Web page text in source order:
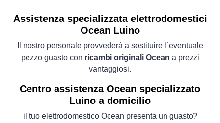
Assistenza specializzata elettrodomestici
Ocean Luino
Il nostro personale provvederà a sostituire l´eventuale
pezzo guasto con ricambi originali Ocean a prezzi
vantaggiosi.
Centro assistenza Ocean specializzato
Luino a domicilio
il tuo elettrodomestico Ocean presenta un guasto?